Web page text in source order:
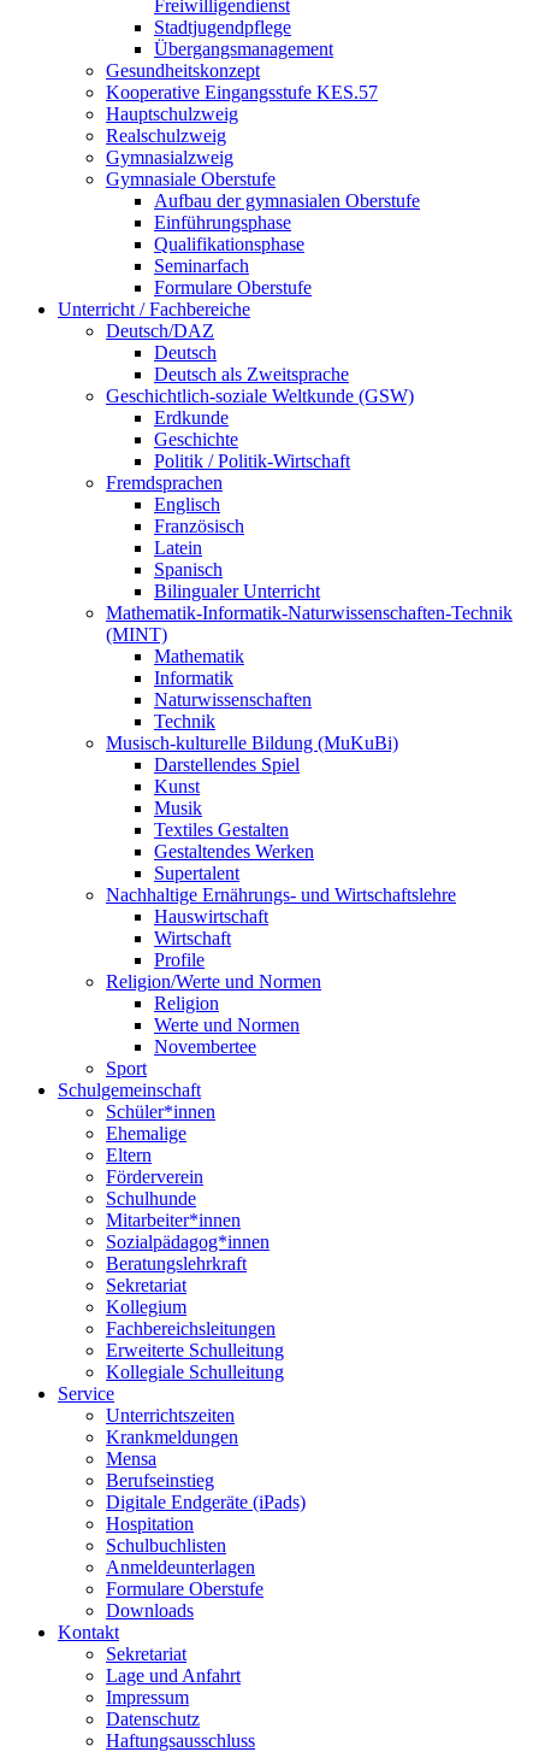
Freiwilligendienst
Stadtjugendpflege
Übergangsmanagement
Gesundheitskonzept
Kooperative Eingangsstufe KES.57
Hauptschulzweig
Realschulzweig
Gymnasialzweig
Gymnasiale Oberstufe
Aufbau der gymnasialen Oberstufe
Einführungsphase
Qualifikationsphase
Seminarfach
Formulare Oberstufe
Unterricht / Fachbereiche
Deutsch/DAZ
Deutsch
Deutsch als Zweitsprache
Geschichtlich-soziale Weltkunde (GSW)
Erdkunde
Geschichte
Politik / Politik-Wirtschaft
Fremdsprachen
Englisch
Französisch
Latein
Spanisch
Bilingualer Unterricht
Mathematik-Informatik-Naturwissenschaften-Technik
(MINT)
Mathematik
Informatik
Naturwissenschaften
Technik
Musisch-kulturelle Bildung (MuKuBi)
Darstellendes Spiel
Kunst
Musik
Textiles Gestalten
Gestaltendes Werken
Supertalent
Nachhaltige Ernährungs- und Wirtschaftslehre
Hauswirtschaft
Wirtschaft
Profile
Religion/Werte und Normen
Religion
Werte und Normen
Novembertee
Sport
Schulgemeinschaft
Schüler*innen
Ehemalige
Eltern
Förderverein
Schulhunde
Mitarbeiter*innen
Sozialpädagog*innen
Beratungslehrkraft
Sekretariat
Kollegium
Fachbereichsleitungen
Erweiterte Schulleitung
Kollegiale Schulleitung
Service
Unterrichtszeiten
Krankmeldungen
Mensa
Berufseinstieg
Digitale Endgeräte (iPads)
Hospitation
Schulbuchlisten
Anmeldeunterlagen
Formulare Oberstufe
Downloads
Kontakt
Sekretariat
Lage und Anfahrt
Impressum
Datenschutz
Haftungsausschluss